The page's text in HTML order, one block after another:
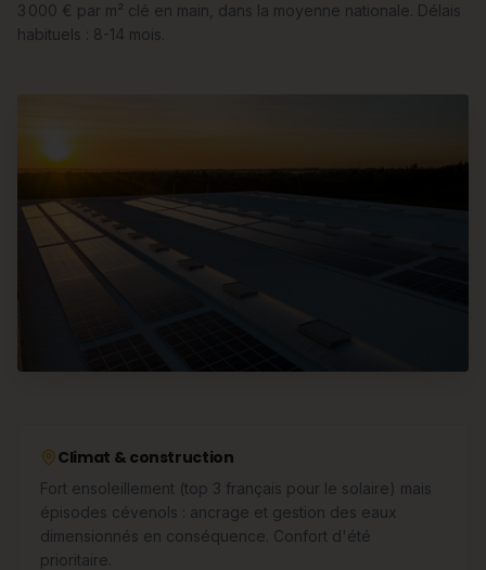
3 000 € par m² clé en main, dans la moyenne nationale. Délais
habituels : 8-14 mois.
Climat & construction
Fort ensoleillement (top 3 français pour le solaire) mais
épisodes cévenols : ancrage et gestion des eaux
dimensionnés en conséquence. Confort d'été
prioritaire.